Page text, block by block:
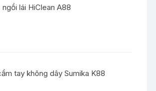
lái HiClean A88
tay không dây Sumika K88